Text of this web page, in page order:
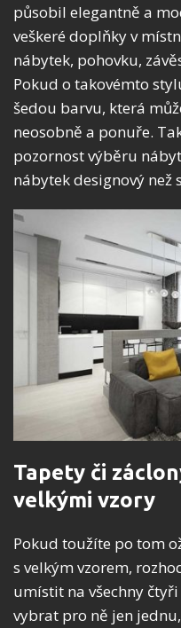
působil elegantně a
veškeré doplňky v
nábytek, pohovku,
Pokud o takovémto
šedou barvu, která
neosobně a ponuře.
pozornost výběru
nábytek designový než
Tapety či
velkými vzory
Pokud toužíte po tom
s velkým vzorem,
umístit na všechny
vybrat pro ně jen